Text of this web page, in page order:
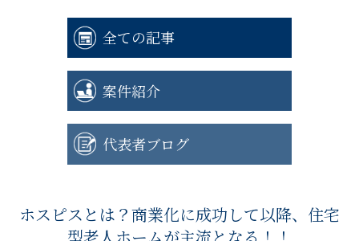
全ての記事
案件紹介
代表者ブログ
ホスピスとは？商業化に成功して以降、住宅
型老人ホームが主流となる！！